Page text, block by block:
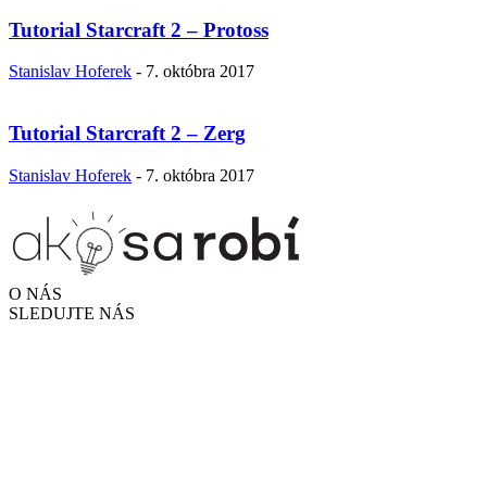
Tutorial Starcraft 2 – Protoss
Stanislav Hoferek - 7. októbra 2017
Tutorial Starcraft 2 – Zerg
Stanislav Hoferek - 7. októbra 2017
O NÁS
SLEDUJTE NÁS